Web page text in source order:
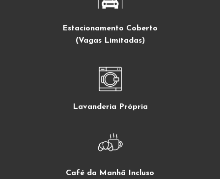
Estacionamento Coberto
(Vagas Limitadas)
Lavanderia Própria
Café da Manhã Incluso